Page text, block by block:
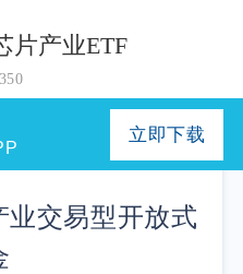
片产业ETF
业交易型开放式
立即下载